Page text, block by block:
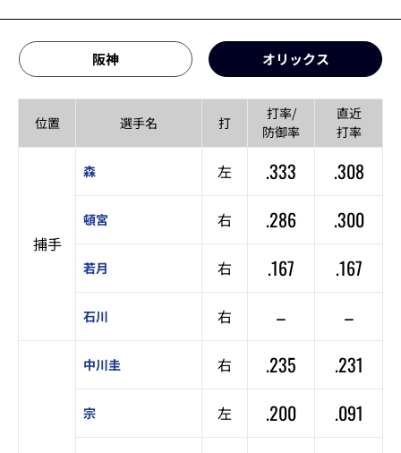
阪神 オリックス
位置 選手名 打
打率/
防御率
直近
打率
捕手
森 左 .333 .308
頓宮 右 .286 .300
若月 右 .167 .167
石川 右 – –
中川圭 右 .235 .231
宗 左 .200 .091